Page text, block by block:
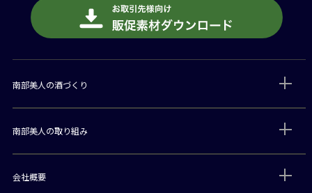
南部美人の酒づくり
南部美人の取り組み
会社概要